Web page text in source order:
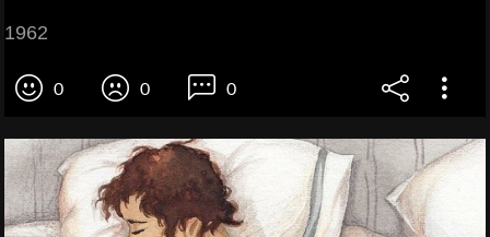
1962
0 0 0